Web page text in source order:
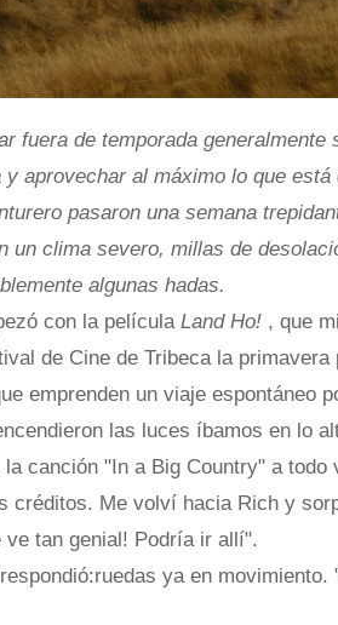
fuera de temporada generalmente
aprovechar al máximo lo que
pasaron una semana
un clima severo, millas de
algunas hadas.
con la película Land Ho! , que
de Cine de Tribeca la primavera
emprenden un viaje espontáneo
las luces íbamos en lo
canción "In a Big Country" a todo
créditos. Me volví hacia Rich y
ve tan genial! Podría ir allí".
ya en movimiento.